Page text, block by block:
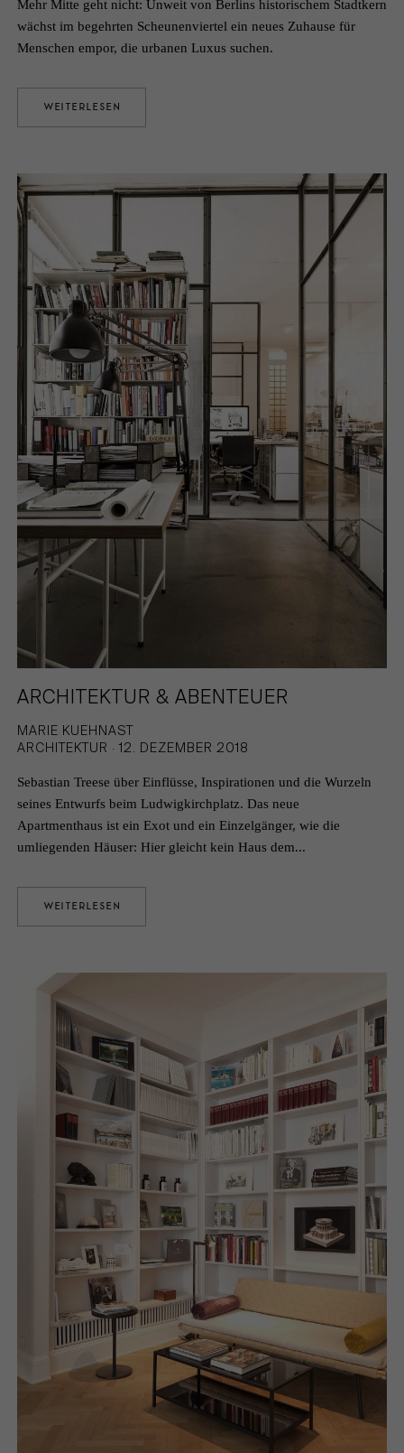
Mehr Mitte geht nicht: Unweit von Berlins historischem Stadtkern
wächst im begehrten Scheunenviertel ein neues Zuhause für
Menschen empor, die urbanen Luxus suchen.
WEITERLESEN
ARCHITEKTUR & ABENTEUER
MARIE KUEHNAST
ARCHITEKTUR · 12. DEZEMBER 2018
Sebastian Treese über Einflüsse, Inspirationen und die Wurzeln
seines Entwurfs beim Ludwigkirchplatz. Das neue
Apartmenthaus ist ein Exot und ein Einzelgänger, wie die
umliegenden Häuser: Hier gleicht kein Haus dem...
WEITERLESEN